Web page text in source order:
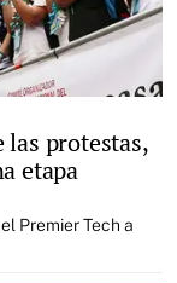
las protestas,
etapa
Premier Tech a